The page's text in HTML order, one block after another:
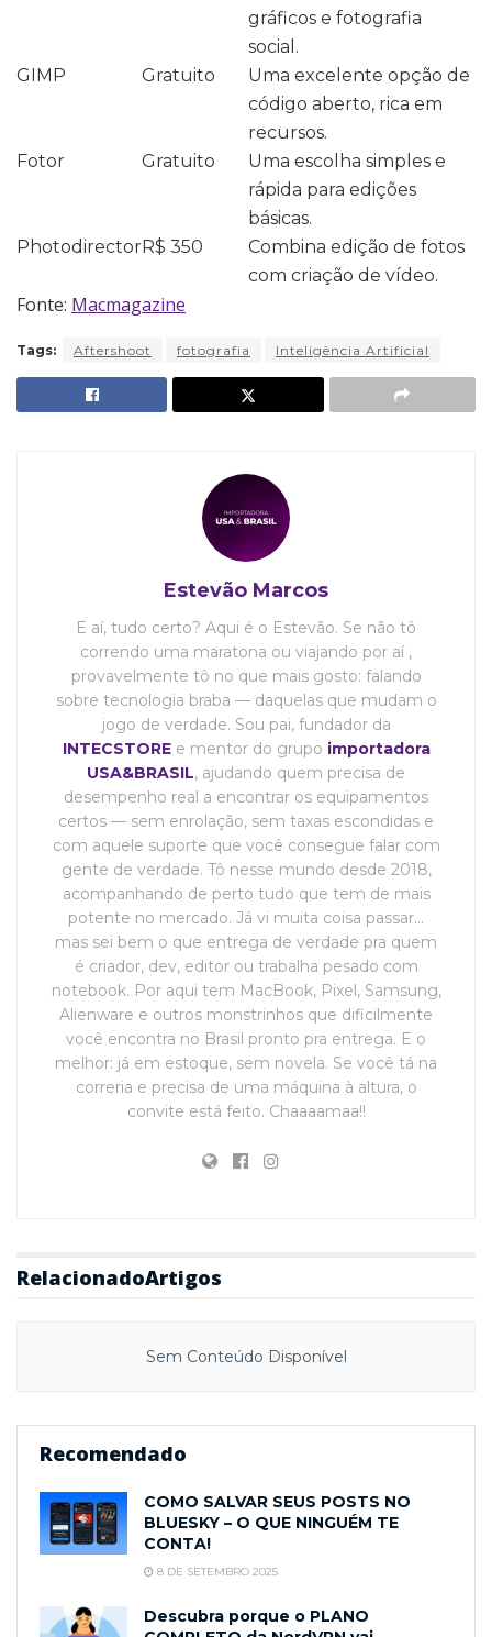
gráficos e fotografia
social.
GIMP
Gratuito
Uma excelente opção de
código aberto, rica em
recursos.
Fotor
Gratuito
Uma escolha simples e
rápida para edições
básicas.
PhotodirectorR$ 350
Combina edição de fotos
com criação de vídeo.
Fonte: Macmagazine
Tags: Aftershoot fotografia Inteligência Artificial
Estevão Marcos
E aí, tudo certo? Aqui é o Estevão. Se não tô
correndo uma maratona ou viajando por aí ,
provavelmente tô no que mais gosto: falando
sobre tecnologia braba — daquelas que mudam o
jogo de verdade. Sou pai, fundador da
INTECSTOREe mentor do grupo importadora
USA&BRASIL, ajudando quem precisa de
desempenho real a encontrar os equipamentos
certos — sem enrolação, sem taxas escondidas e
com aquele suporte que você consegue falar com
gente de verdade. Tô nesse mundo desde 2018,
acompanhando de perto tudo que tem de mais
potente no mercado. Já vi muita coisa passar…
mas sei bem o que entrega de verdade pra quem
é criador, dev, editor ou trabalha pesado com
notebook. Por aqui tem MacBook, Pixel, Samsung,
Alienware e outros monstrinhos que dificilmente
você encontra no Brasil pronto pra entrega. E o
melhor: já em estoque, sem novela. Se você tá na
correria e precisa de uma máquina à altura, o
convite está feito. Chaaaamaa!!
RelacionadoArtigos
Sem Conteúdo Disponível
Recomendado
COMO SALVAR SEUS POSTS NO
BLUESKY – O QUE NINGUÉM TE
CONTA!
8 DE SETEMBRO 2025
Descubra porque o PLANO